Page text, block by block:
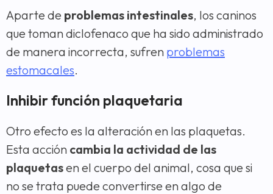
Aparte de problemas intestinales, los caninos
que toman diclofenaco que ha sido administrado
de manera incorrecta, sufren problemas
estomacales.
Inhibir función plaquetaria
Otro efecto es la alteración en las plaquetas.
Esta acción cambia la actividad de las
plaquetasen el cuerpo del animal, cosa que si
no se trata puede convertirse en algo de